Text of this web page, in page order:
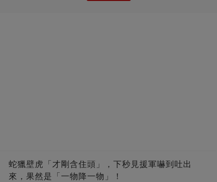
蛇獵壁虎「才剛含住頭」，下秒見援軍嚇到吐出
來，果然是「一物降一物」！